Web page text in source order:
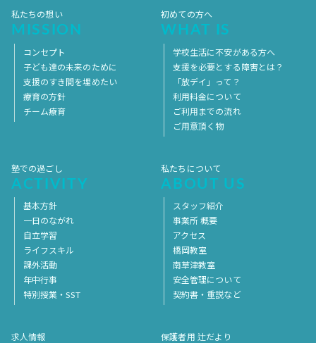
私たちの想い
MISSION
コンセプト
子ども達の未来のために
支援のすき間を埋めたい
療育の方針
チーム療育
初めての方へ
WHAT IS
学校生活に不安がある方へ
支援を必要とする障害とは？
「放デイ」って？
利用料金について
ご利用までの流れ
ご用意頂く物
塾での過ごし
ACTIVITY
基本方針
一日のながれ
自立学習
ライフスキル
課外活動
年中行事
特別授業・SST
私たちについて
ABOUT US
スタッフ紹介
事業所 概要
アクセス
橋岡教室
南草津教室
安全管理について
契約書・重説など
求人情報 保護者用 辻だより